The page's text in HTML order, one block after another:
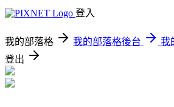
登入
我的部落格 我的部落格後台
我
登出